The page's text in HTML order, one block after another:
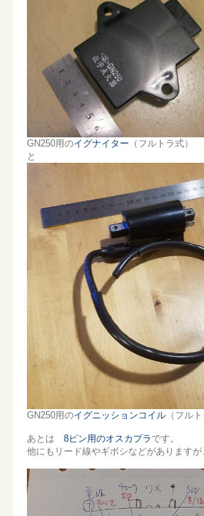
GN250用のイグナイター （フルトラ式）
と
GN250用のイグニッションコイル （フル
あとは 8ピン用のオスカプラ です。
他にもリード線やギボシなどがあります